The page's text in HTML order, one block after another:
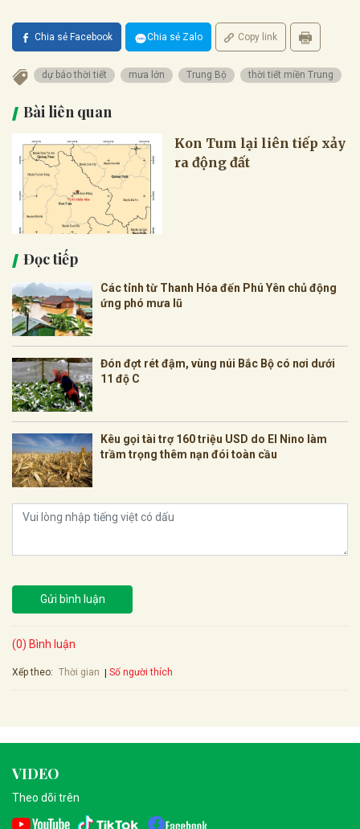
Chia sẻ Facebook Chia sẻ Zalo Copy link
dự báo thời tiết mưa lớn Trung Bộ thời tiết miền Trung
Bài liên quan
Kon Tum lại liên tiếp xảy
ra động đất
Đọc tiếp
Các tỉnh từ Thanh Hóa đến Phú Yên chủ động
ứng phó mưa lũ
Đón đợt rét đậm, vùng núi Bắc Bộ có nơi dưới
11 độ C
Kêu gọi tài trợ 160 triệu USD do El Nino làm
trầm trọng thêm nạn đói toàn cầu
Gửi bình luận
(0) Bình luận
Xếp theo: Thời gian Số người thích
VIDEO
Theo dõi trên